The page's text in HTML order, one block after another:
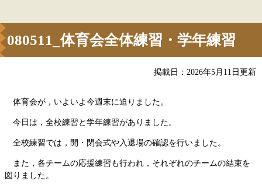
080511_体育会全体練習・学年練習
掲載日：2026年5月11日更新
体育会が，いよいよ今週末に迫りました。
今日は，全校練習と学年練習がありました。
全校練習では，開・閉会式や入退場の確認を行いました。
また，各チームの応援練習も行われ，それぞれのチームの結束を
図りました。